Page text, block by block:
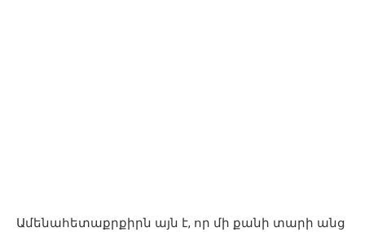
Ամենահետաքրքիրն այն է, որ մի քանի տարի անց